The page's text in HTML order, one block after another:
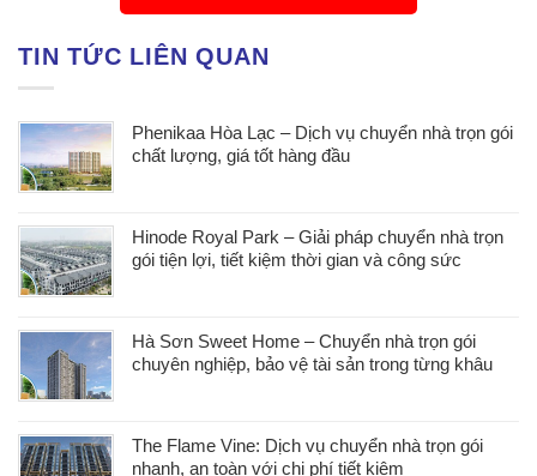
TIN TỨC LIÊN QUAN
Phenikaa Hòa Lạc – Dịch vụ chuyển nhà trọn gói
chất lượng, giá tốt hàng đầu
Hinode Royal Park – Giải pháp chuyển nhà trọn
gói tiện lợi, tiết kiệm thời gian và công sức
Hà Sơn Sweet Home – Chuyển nhà trọn gói
chuyên nghiệp, bảo vệ tài sản trong từng khâu
The Flame Vine: Dịch vụ chuyển nhà trọn gói
nhanh, an toàn với chi phí tiết kiệm